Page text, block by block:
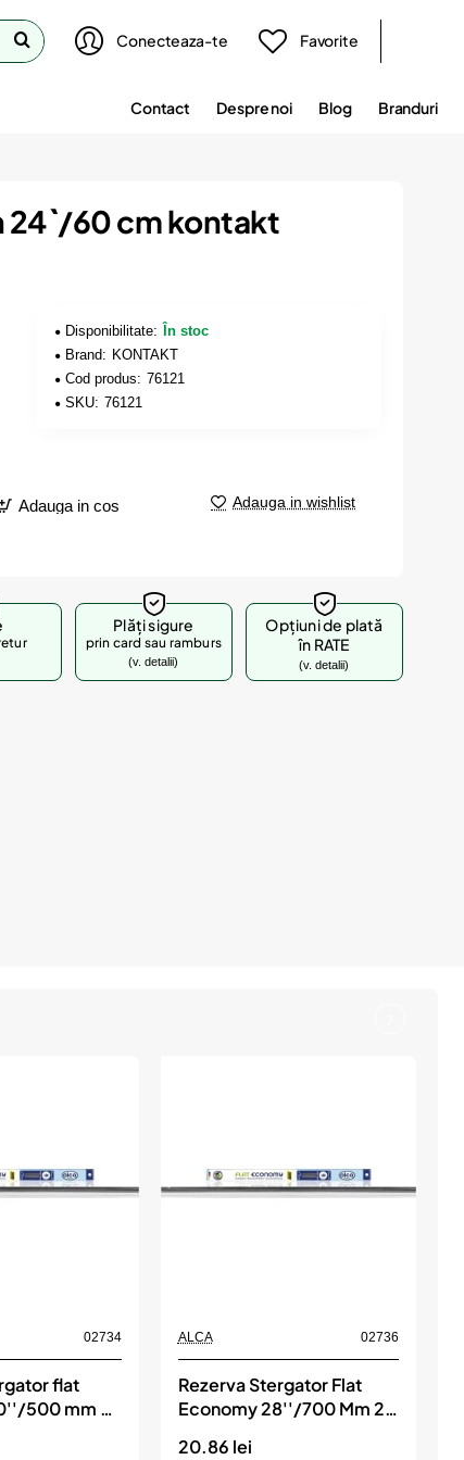
Conecteaza-te Favorite
Contact Despre noi Blog Branduri
24`/60 cm kontakt
Disponibilitate:
În stoc
Brand: KONTAKT
Cod produs: 76121
SKU: 76121
Adauga in cos Adauga in wishlist
Plăți sigure
prin card sau ramburs
(v. detalii)
Opțiuni de plată
în RATE
(v. detalii)
02734
flat
500 mm 2
ALCA 02736
Rezerva Stergator Flat
Economy 28''/700 Mm 2
20.86 lei